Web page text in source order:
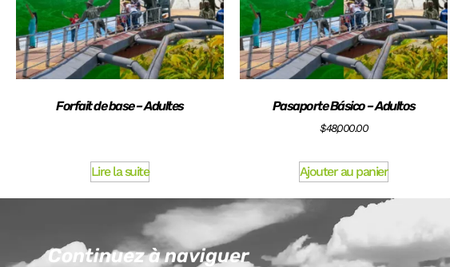
Forfait de base – Adultes
Lire la suite
Pasaporte Básico – Adultos
$48,000.00
Ajouter au panier
Continuez à naviguer